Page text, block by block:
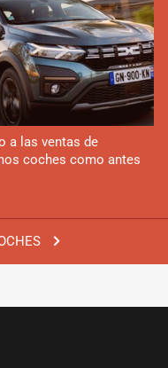
a las ventas de
coches como antes